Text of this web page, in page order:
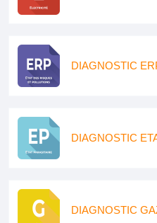
DIAGNOSTIC
DIAGNOSTIC
DIAGNOSTIC